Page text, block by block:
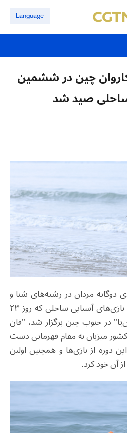
Language
چین در ششمین
صید شد
دوگانه مردان در رشته‌های شنا و
دومیدانی در ششمین دوره بازی‌های آسیایی ساحلی که روز ۲۳
در جنوب چین برگزار شد، "فان
میزبان به مقام قهرمانی دست
دوره از بازی‌ها و همچنین اولین
آن خود کرد.